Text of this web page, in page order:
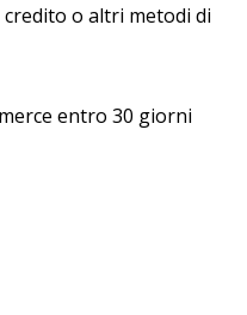
o altri metodi di
entro 30 giorni